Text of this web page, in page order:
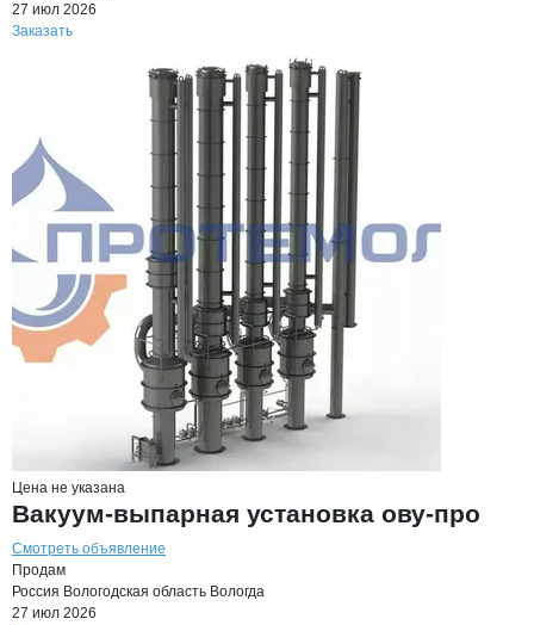
27 июл 2026
Заказать
Цена не указана
Вакуум-выпарная установка ову-про
Смотреть объявление
Продам
Россия Вологодская область Вологда
27 июл 2026